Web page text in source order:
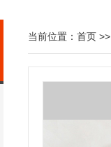
当前位置： 首页 >>